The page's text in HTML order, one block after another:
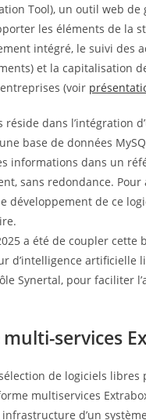
Tool), un outil web de
les éléments de la
intégré, le suivi des
et la capitalisation
(voir
dans l’intégration
base de données
informations dans un
sans redondance. Pour
développement de ce
a été de coupler cette
d’intelligence artificielle
Synertal, pour faciliter
services
sélection de logiciels
multiservices
d’un système